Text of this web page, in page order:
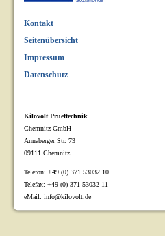
Kontakt
Seitenübersicht
Impressum
Datenschutz
Kilovolt Prueftechnik
Chemnitz GmbH
Annaberger Str. 73
09111 Chemnitz
Telefon: +49 (0) 371 53032 10
Telefax: +49 (0) 371 53032 11
eMail: info@kilovolt.de